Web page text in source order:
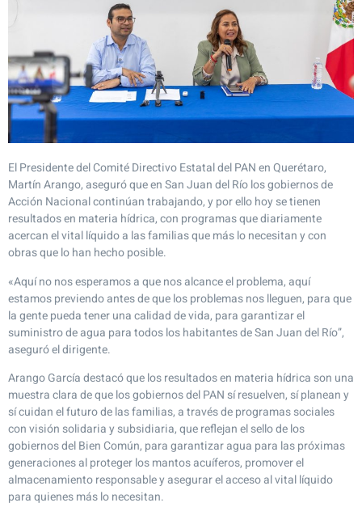
El Presidente del Comité Directivo Estatal del PAN en Querétaro,
Martín Arango, aseguró que en San Juan del Río los gobiernos de
Acción Nacional continúan trabajando, y por ello hoy se tienen
resultados en materia hídrica, con programas que diariamente
acercan el vital líquido a las familias que más lo necesitan y con
obras que lo han hecho posible.
«Aquí no nos esperamos a que nos alcance el problema, aquí
estamos previendo antes de que los problemas nos lleguen, para que
la gente pueda tener una calidad de vida, para garantizar el
suministro de agua para todos los habitantes de San Juan del Río”,
aseguró el dirigente.
Arango García destacó que los resultados en materia hídrica son una
muestra clara de que los gobiernos del PAN sí resuelven, sí planean y
sí cuidan el futuro de las familias, a través de programas sociales
con visión solidaria y subsidiaria, que reflejan el sello de los
gobiernos del Bien Común, para garantizar agua para las próximas
generaciones al proteger los mantos acuíferos, promover el
almacenamiento responsable y asegurar el acceso al vital líquido
para quienes más lo necesitan.